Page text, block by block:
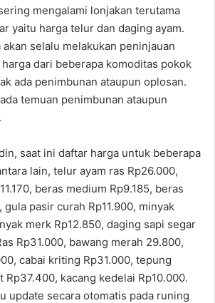
mengalami lonjakan terutama
yaitu harga telur dan daging ayam.
akan selalu melakukan peninjauan
dari beberapa komoditas pokok
ada penimbunan ataupun oplosan.
temuan penimbunan ataupun
saat ini daftar harga untuk beberapa
lain, telur ayam ras Rp26.000,
beras medium Rp9.185, beras
pasir curah Rp11.900, minyak
merk Rp12.850, daging sapi segar
Rp31.000, bawang merah 29.800,
cabai kriting Rp31.000, tepung
Rp37.400, kacang kedelai Rp10.000.
update secara otomatis pada runing